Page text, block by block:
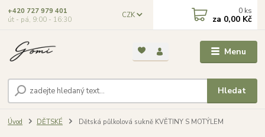
Menu
CZK
Hledat
+420 727 979 401
út - pá, 9:00 - 16:30
0 ks
za 0,00 Kč
Úvod DĚTSKÉ Dětská půlkolová sukně KVĚTINY S MOTÝLEM